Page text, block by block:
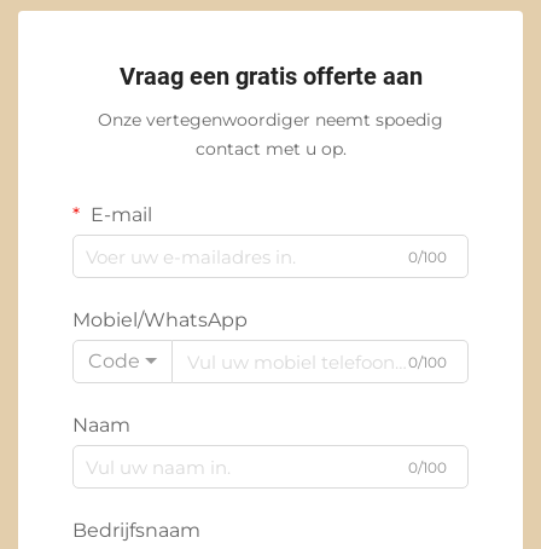
Vraag een gratis offerte aan
Onze vertegenwoordiger neemt spoedig
contact met u op.
E-mail
0/100
Mobiel/WhatsApp
Code
0/100
Naam
0/100
Bedrijfsnaam